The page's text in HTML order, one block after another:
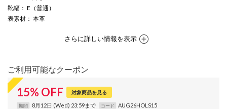
靴幅 ： E（普通）
表素材 ： 本革
さらに詳しい情報を表示
ご利用可能なクーポン
15% OFF 対象商品を見る
期間 8月12日 (Wed) 23:59まで コード
AUG26HOLS15